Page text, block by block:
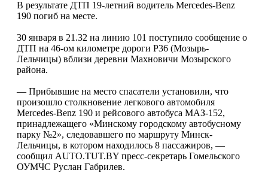
В результате ДТП 19-летний водитель Mercedes-Benz
190 погиб на месте.
30 января в 21.32 на линию 101 поступило сообщение о
ДТП на 46-ом километре дороги Р36 (Мозырь-
Лельчицы) вблизи деревни Махновичи Мозырского
района.
— Прибывшие на место спасатели установили, что
произошло столкновение легкового автомобиля
Mercedes-Benz 190 и рейсового автобуса МАЗ-152,
принадлежащего «Минскому городскому автобусному
парку №2», следовавшего по маршруту Минск-
Лельчицы, в котором находилось 8 пассажиров, —
сообщил AUTO.TUT.BY пресс-секретарь Гомельского
ОУМЧС Руслан Габрилев.